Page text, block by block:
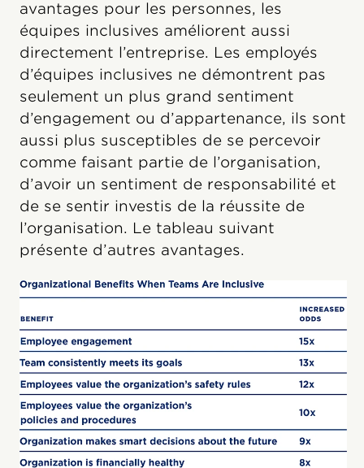
avantages pour les personnes, les
équipes inclusives améliorent aussi
directement l’entreprise. Les employés
d’équipes inclusives ne démontrent pas
seulement un plus grand sentiment
d’engagement ou d’appartenance, ils sont
aussi plus susceptibles de se percevoir
comme faisant partie de l’organisation,
d’avoir un sentiment de responsabilité et
de se sentir investis de la réussite de
l’organisation. Le tableau suivant
présente d’autres avantages.